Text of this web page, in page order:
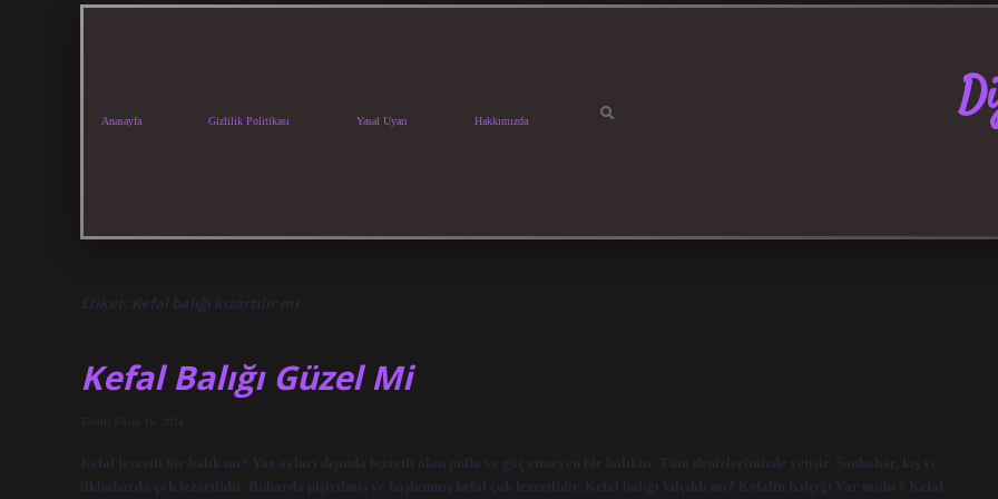
Anasayfa Gizlilik Politikası Yasal Uyarı Hakkımızda
Etiket: Kefal balığı kızartılır mı
Kefal Balığı Güzel Mi
Tarih: Ekim 16, 2024
Kefal lezzetli bir balık mı? Yaz ayları dışında lezzetli olan pullu ve göç etmeyen bir balıktır. Tüm denizlerimizde yetişir. Sonbahar, kış ve
ilkbaharda çok lezzetlidir. Buharda pişirilmiş ve haşlanmış kefal çok lezzetlidir. Kefal balığı kılçıklı mı? Kefalin Kılçığı Var mıdır? Kefal